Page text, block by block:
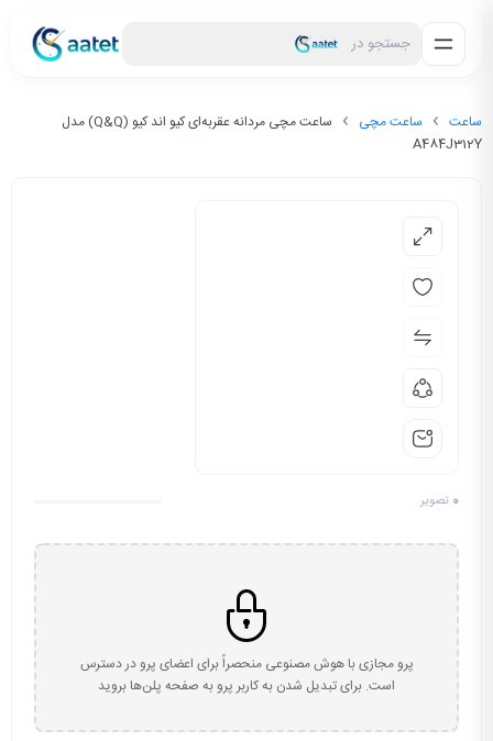
جستجو در
ساعت ساعت مچی
ساعت مچی مردانه عقربه‌ای کیو اند کیو (Q&Q) مدل
A484J312Y
0 تصویر
پرو مجازی با هوش مصنوعی منحصراً برای اعضای پرو در دسترس
است. برای تبدیل شدن به کاربر پرو به صفحه پلن‌ها بروید